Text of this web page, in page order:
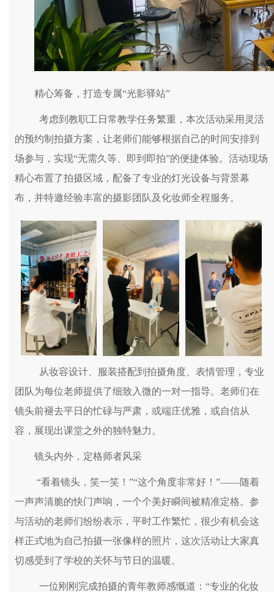
精心筹备，打造专属“光影驿站”
考虑到教职工日常教学任务繁重，本次活动采用灵活
的预约制拍摄方案，让老师们能够根据自己的时间安排到
场参与，实现“无需久等、即到即拍”的便捷体验。活动现场
精心布置了拍摄区域，配备了专业的灯光设备与背景幕
布，并特邀经验丰富的摄影团队及化妆师全程服务。
从妆容设计、服装搭配到拍摄角度、表情管理，专业
团队为每位老师提供了细致入微的一对一指导。老师们在
镜头前褪去平日的忙碌与严肃，或端庄优雅，或自信从
容，展现出课堂之外的独特魅力。
镜头内外，定格师者风采
“看着镜头，笑一笑！”“这个角度非常好！”——随着
一声声清脆的快门声响，一个个美好瞬间被精准定格。参
与活动的老师们纷纷表示，平时工作繁忙，很少有机会这
样正式地为自己拍摄一张像样的照片，这次活动让大家真
切感受到了学校的关怀与节日的温暖。
一位刚刚完成拍摄的青年教师感慨道：“专业的化妆